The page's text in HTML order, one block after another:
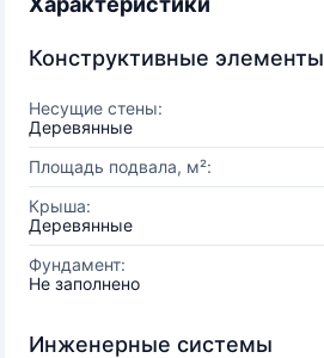
Конструктивные элементы
Несущие стены:
Деревянные
Площадь подвала, м²:
Крыша:
Деревянные
Фундамент:
Не заполнено
Инженерные системы